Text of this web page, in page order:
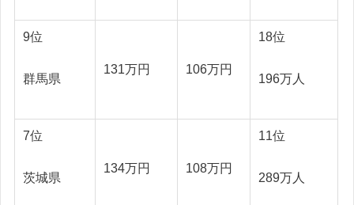
9位
群馬県
131万円 106万円
18位
196万人
7位
茨城県
134万円 108万円
11位
289万人